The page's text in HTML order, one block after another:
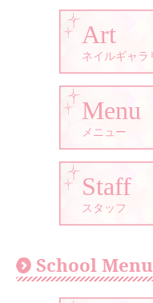
Art
ネイルギャラ
Menu
メニュー
Staff
スタッフ
School Menu